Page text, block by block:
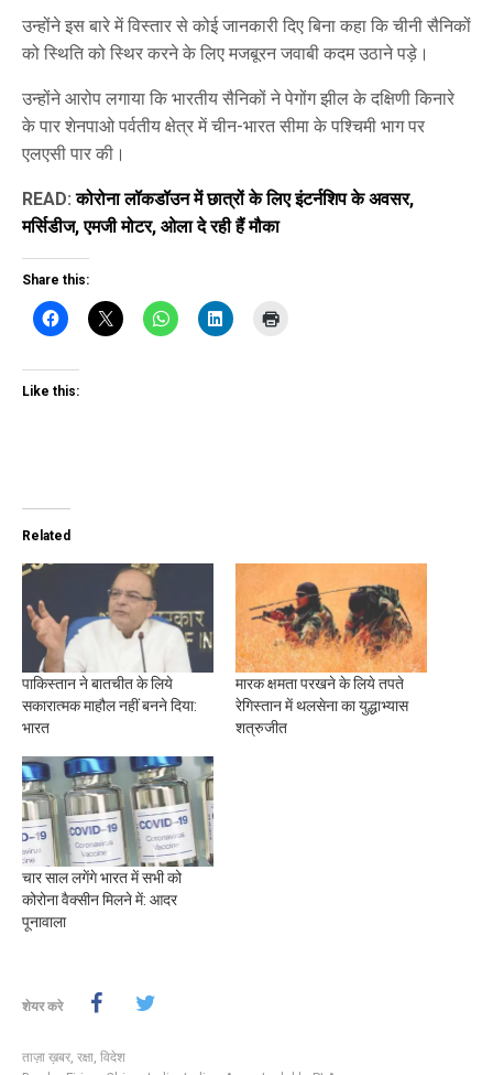
उन्होंने इस बारे में विस्तार से कोई जानकारी दिए बिना कहा कि चीनी सैनिकों
को स्थिति को स्थिर करने के लिए मजबूरन जवाबी कदम उठाने पड़े।
उन्होंने आरोप लगाया कि भारतीय सैनिकों ने पेगोंग झील के दक्षिणी किनारे
के पार शेनपाओ पर्वतीय क्षेत्र में चीन-भारत सीमा के पश्चिमी भाग पर
एलएसी पार की।
READ:कोरोना लॉकडॉउन में छात्रों के लिए इंटर्नशिप के अवसर,
मर्सिडीज, एमजी मोटर, ओला दे रही हैं मौका
Share this:
Like this:
Related
पाकिस्तान ने बातचीत के लिये
सकारात्मक माहौल नहीं बनने दिया:
भारत
मारक क्षमता परखने के लिये तपते
रेगिस्तान में थलसेना का युद्धाभ्यास
शत्रुजीत
चार साल लगेंगे भारत में सभी को
कोरोना वैक्सीन मिलने में: आदर
पूनावाला
शेयर करे
ताज़ा ख़बर, रक्षा, विदेश